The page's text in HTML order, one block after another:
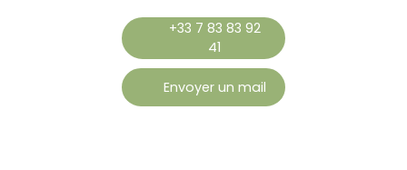
+33 7 83 83 92
41
Envoyer un mail